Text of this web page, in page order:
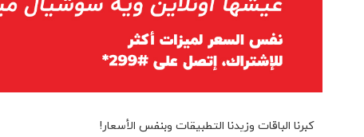
كبرنا الباقات وزيدنا التطبيقات وبنفس الأسعار!